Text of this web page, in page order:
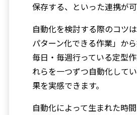
保存する、といった連携が可
自動化を検討する際のコツ
パターン化できる作業」から
毎日・毎週行っている定型
れらを一つずつ自動化して
果を実感できます。
自動化によって生まれた時